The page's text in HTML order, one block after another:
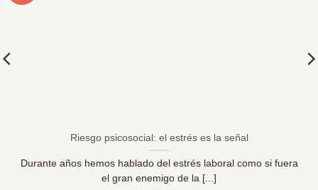
Riesgo psicosocial: el estrés es la señal
Durante años hemos hablado del estrés laboral como si fuera
el gran enemigo de la [...]